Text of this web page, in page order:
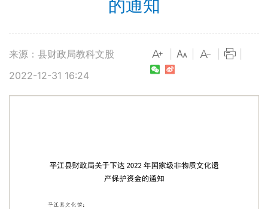
的通知
来源：县财政局教科文股
2022-12-31 16:24